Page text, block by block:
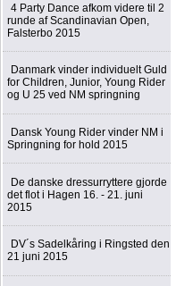
4 Party Dance afkom videre til 2
runde af Scandinavian Open,
Falsterbo 2015
Danmark vinder individuelt Guld
for Children, Junior, Young Rider
og U 25 ved NM springning
Dansk Young Rider vinder NM i
Springning for hold 2015
De danske dressurryttere gjorde
det flot i Hagen 16. - 21. juni
2015
DV´s Sadelkåring i Ringsted den
21 juni 2015